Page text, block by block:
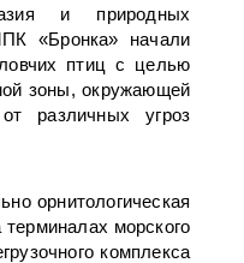
и природных
«Бронка» начали
птиц с целью
зоны, окружающей
различных угроз
орнитологическая
морского
комплекса